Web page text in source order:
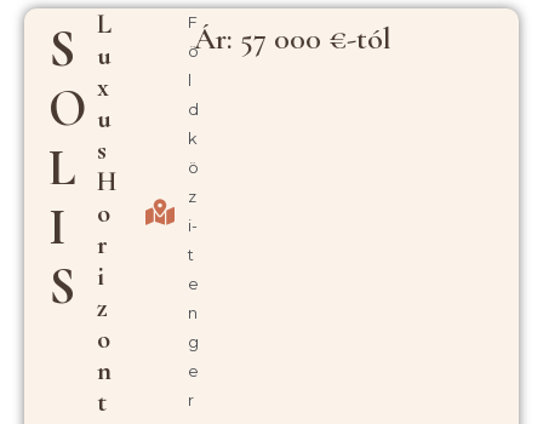
S
O
L
I
S
L
U
X
U
S
H
O
R
I
Z
O
N
T
F
ö
d
k
ö
z
i-
t
e
n
g
e
r
Ár: 57 000 €-tól